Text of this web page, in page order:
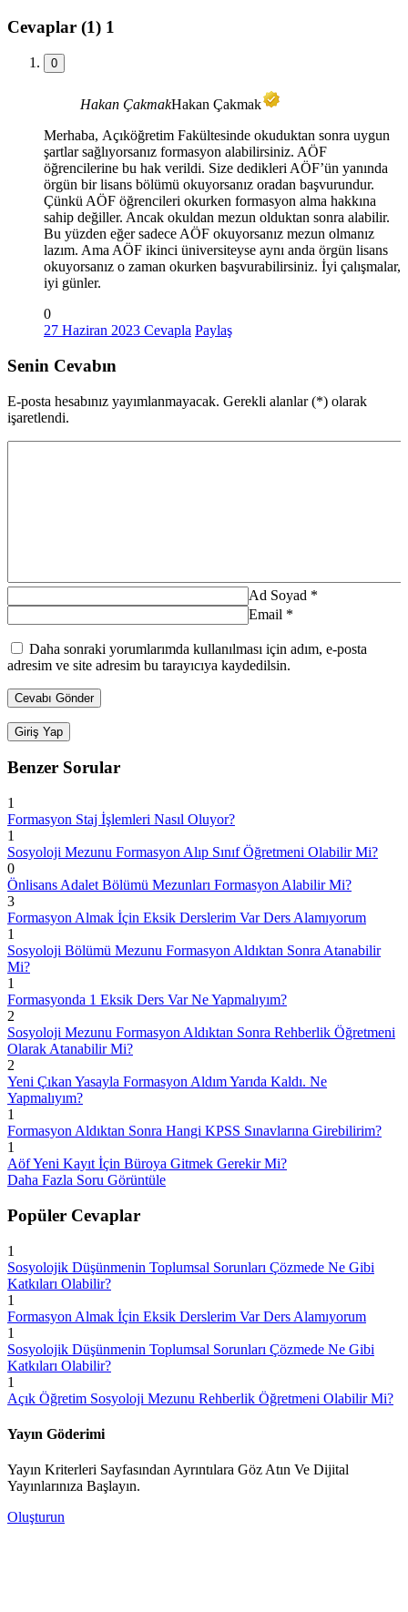
Cevaplar (1) 1
0
Hakan ÇakmakHakan Çakmak
Merhaba, Açıköğretim Fakültesinde okuduktan sonra uygun
şartlar sağlıyorsanız formasyon alabilirsiniz. AÖF
öğrencilerine bu hak verildi. Size dedikleri AÖF’ün yanında
örgün bir lisans bölümü okuyorsanız oradan başvurundur.
Çünkü AÖF öğrencileri okurken formasyon alma hakkına
sahip değiller. Ancak okuldan mezun olduktan sonra alabilir.
Bu yüzden eğer sadece AÖF okuyorsanız mezun olmanız
lazım. Ama AÖF ikinci üniversiteyse aynı anda örgün lisans
okuyorsanız o zaman okurken başvurabilirsiniz. İyi çalışmalar,
iyi günler.
0
27 Haziran 2023 Cevapla Paylaş
Senin Cevabın
E-posta hesabınız yayımlanmayacak. Gerekli alanlar (*) olarak
işaretlendi.
Ad Soyad *
Email *
Daha sonraki yorumlarımda kullanılması için adım, e-posta
adresim ve site adresim bu tarayıcıya kaydedilsin.
Giriş Yap
Benzer Sorular
1
Formasyon Staj İşlemleri Nasıl Oluyor?
1
Sosyoloji Mezunu Formasyon Alıp Sınıf Öğretmeni Olabilir Mi?
0
Önlisans Adalet Bölümü Mezunları Formasyon Alabilir Mi?
3
Formasyon Almak İçin Eksik Derslerim Var Ders Alamıyorum
1
Sosyoloji Bölümü Mezunu Formasyon Aldıktan Sonra Atanabilir
Mi?
1
Formasyonda 1 Eksik Ders Var Ne Yapmalıyım?
2
Sosyoloji Mezunu Formasyon Aldıktan Sonra Rehberlik Öğretmeni
Olarak Atanabilir Mi?
2
Yeni Çıkan Yasayla Formasyon Aldım Yarıda Kaldı. Ne
Yapmalıyım?
1
Formasyon Aldıktan Sonra Hangi KPSS Sınavlarına Girebilirim?
1
Aöf Yeni Kayıt İçin Büroya Gitmek Gerekir Mi?
Daha Fazla Soru Görüntüle
Popüler Cevaplar
1
Sosyolojik Düşünmenin Toplumsal Sorunları Çözmede Ne Gibi
Katkıları Olabilir?
1
Formasyon Almak İçin Eksik Derslerim Var Ders Alamıyorum
1
Sosyolojik Düşünmenin Toplumsal Sorunları Çözmede Ne Gibi
Katkıları Olabilir?
1
Açık Öğretim Sosyoloji Mezunu Rehberlik Öğretmeni Olabilir Mi?
Yayın Göderimi
Yayın Kriterleri Sayfasından Ayrıntılara Göz Atın Ve Dijital
Yayınlarınıza Başlayın.
Oluşturun